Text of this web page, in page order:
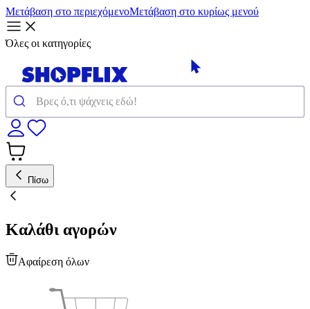
Μετάβαση στο περιεχόμενοΜετάβαση στο κυρίως μενού
Όλες οι κατηγορίες
Πίσω
Καλάθι αγορών
Αφαίρεση όλων